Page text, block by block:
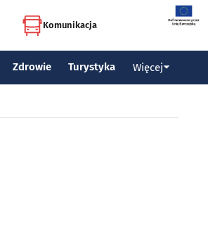
Komunikacja
Zdrowie Turystyka Więcej